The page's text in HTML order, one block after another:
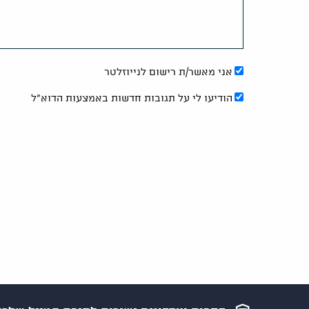
אני מאשר/ת רישום לנייוזלטר
הודיעו לי על תגובות חדשות באמצעות הדוא"ל